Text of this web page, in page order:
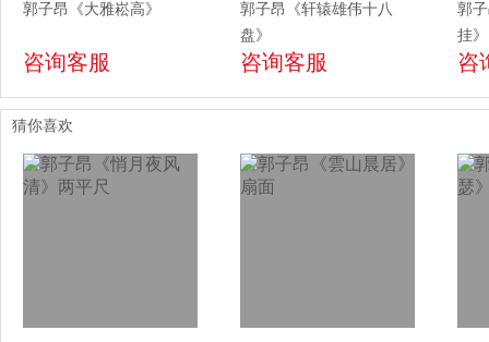
郭子昂《大雅崧高》
咨询客服
郭子昂《轩辕雄伟十八
盘》
咨询客服
郭
挂》
咨
猜你喜欢